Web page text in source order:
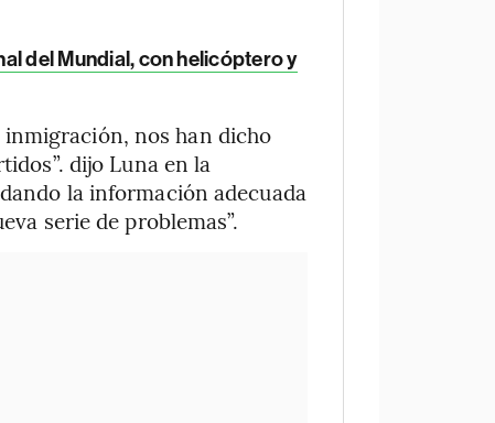
del Mundial, con helicóptero y
inmigración, nos han dicho
dijo Luna en la
la información adecuada
serie de problemas”.